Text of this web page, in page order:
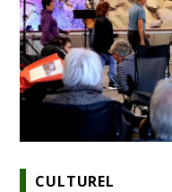
CULTUREL